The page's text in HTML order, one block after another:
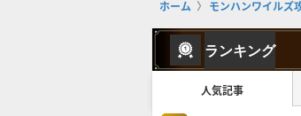
ホーム モンハンワイルズ
ランキング
人気記事